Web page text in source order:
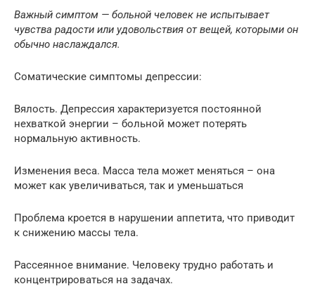
Важный симптом — больной человек не испытывает
чувства радости или удовольствия от вещей, которыми он
обычно наслаждался.
Соматические симптомы депрессии:
Вялость. Депрессия характеризуется постоянной
нехваткой энергии – больной может потерять
нормальную активность.
Изменения веса. Масса тела может меняться – она
может как увеличиваться, так и уменьшаться
Проблема кроется в нарушении аппетита, что приводит
к снижению массы тела.
Рассеянное внимание. Человеку трудно работать и
концентрироваться на задачах.